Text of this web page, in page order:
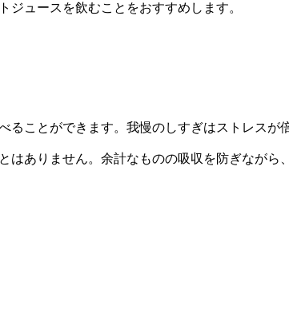
ュースを飲むことをおすすめします。
ことができます。我慢のしすぎはストレスが
はありません。余計なものの吸収を防ぎながら